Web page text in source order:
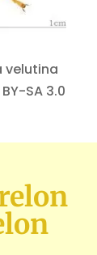
velutina
SA 3.0